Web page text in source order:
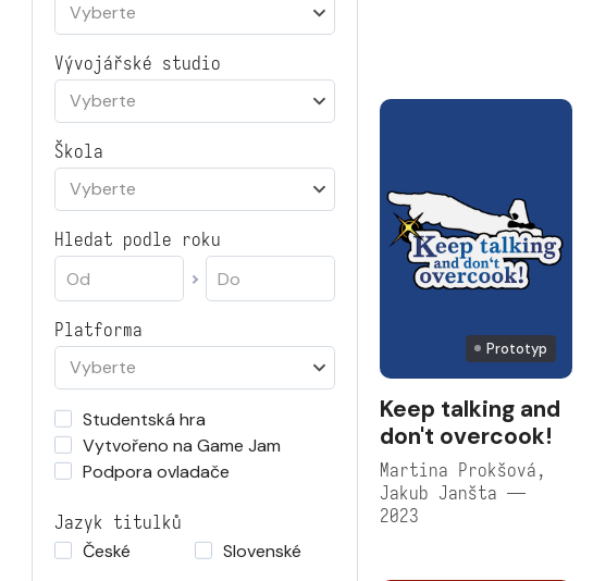
Vyberte
Vývojářské studio
Vyberte
Škola
Vyberte
Hledat podle roku
Platforma
Vyberte
Studentská hra
Vytvořeno na Game Jam
Podpora ovladače
Jazyk titulků
České
Slovenské
Prototyp
Keep talking and
don't overcook!
Martina Prokšová,
Jakub Janšta —
2023